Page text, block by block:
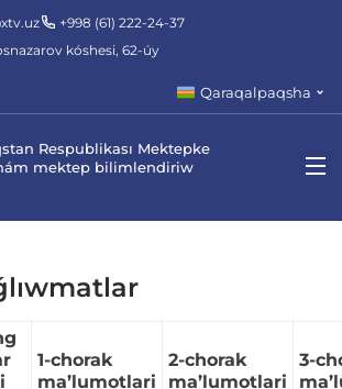
+998 (61) 222-24-37
kóshesi, 62-úy
Qaraqalpaqsha
Respublikası Mektepke
mektep bilimlendiriw
1-chorak
ma’lumotlari
2-chorak
ma’lumotlari
3-